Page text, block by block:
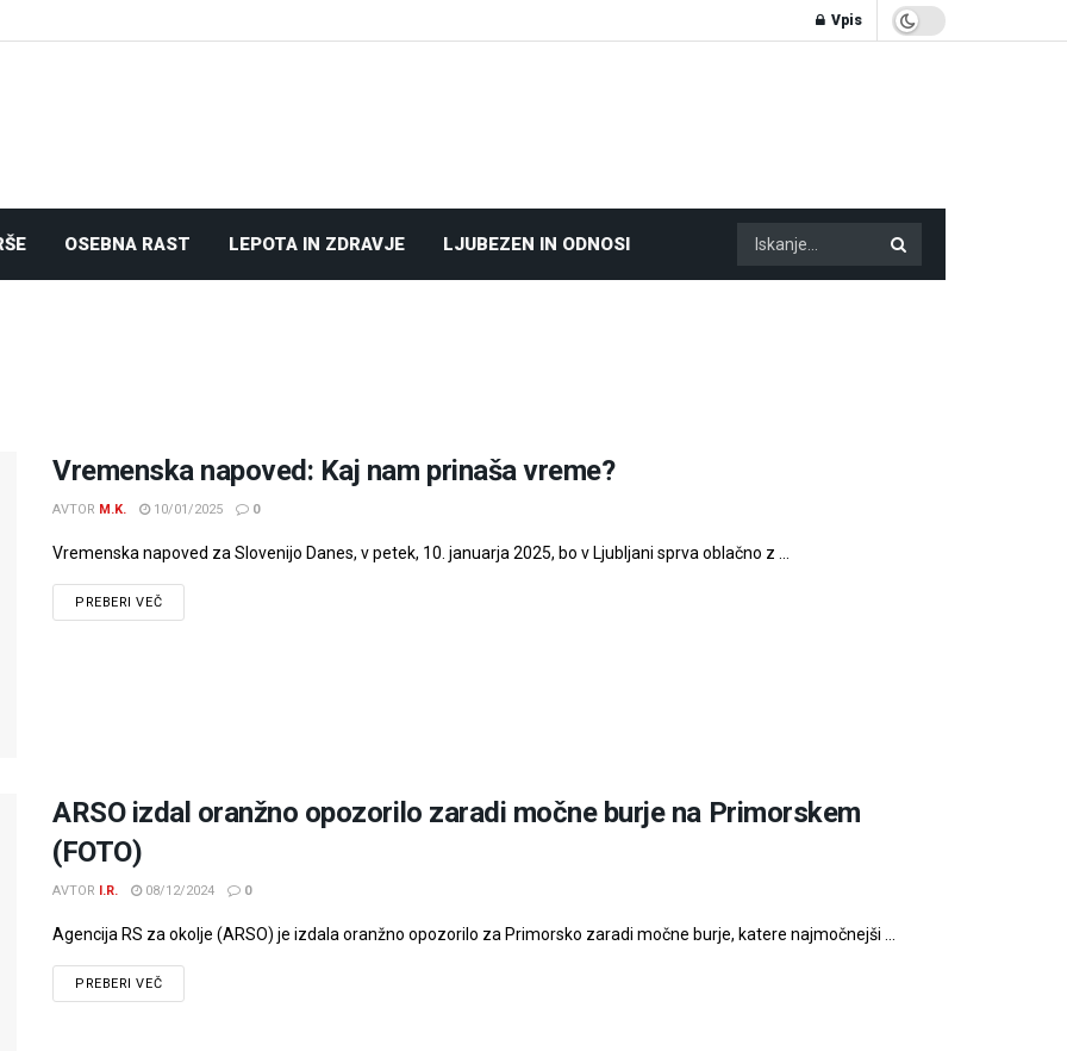
Vpis
OSEBNA RAST LEPOTA IN ZDRAVJE LJUBEZEN IN ODNOSI
Vremenska napoved: Kaj nam prinaša vreme?
AVTOR M.K. 10/01/2025 0
Vremenska napoved za Slovenijo Danes, v petek, 10. januarja 2025, bo v Ljubljani sprva oblačno z ...
PREBERI VEČ
ARSO izdal oranžno opozorilo zaradi močne burje na Primorskem
(FOTO)
AVTOR I.R. 08/12/2024 0
Agencija RS za okolje (ARSO) je izdala oranžno opozorilo za Primorsko zaradi močne burje, katere najmočnejši ...
PREBERI VEČ